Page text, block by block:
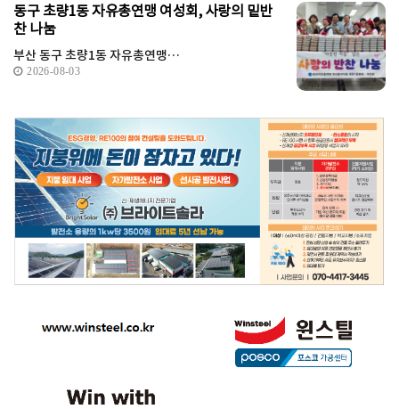
동구 초량1동 자유총연맹 여성회, 사랑의 밑반
찬 나눔
부산 동구 초량1동 자유총연맹…
2026-08-03